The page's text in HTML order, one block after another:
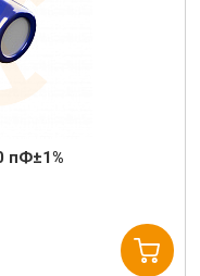
пФ±1%